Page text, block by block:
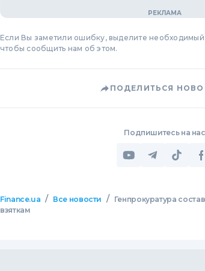
Если Вы заметили ошибку, выделите необходимый
чтобы сообщить нам об этом.
ПОДЕЛИТЬСЯ
Подпишитесь на нас
Finance.ua / Все новости /
Генпрокуратура
взяткам